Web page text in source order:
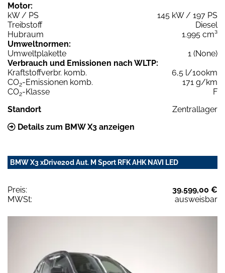
Motor:
kW / PS
145 kW / 197 PS
Treibstoff
Diesel
Hubraum
1.995 cm³
Umweltnormen:
Umweltplakette
1 (None)
Verbrauch und Emissionen nach WLTP:
Kraftstoffverbr. komb.
6,5 l/100km
CO2-Emissionen komb.
171 g/km
CO2-Klasse
F
Standort
Zentrallager
Details zum BMW X3 anzeigen
BMW X3 xDrive20d Aut. M Sport RFK AHK NAVI LED
Preis:
39.599,00 €
MWSt:
ausweisbar